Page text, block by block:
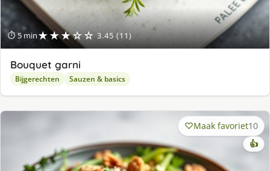
⏱ 5 min★★★☆☆ 3.45 (11)
Bouquet garni
Bijgerechten Sauzen & basics
Maak favoriet10
👍